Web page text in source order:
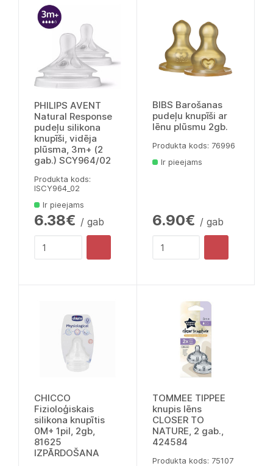
PHILIPS AVENT
Natural Response
pudeļu silikona
knupīši, vidēja
plūsma, 3m+ (2
gab.) SCY964/02
Produkta kods:
lSCY964_02
Ir pieejams
6.38€ / gab
BIBS Barošanas
pudeļu knupīši ar
lēnu plūsmu 2gb.
Produkta kods: 76996
Ir pieejams
6.90€ / gab
CHICCO
Fizioloģiskais
silikona knupītis
0M+ 1pil, 2gb,
81625
IZPĀRDOŠANA
TOMMEE TIPPEE
knupis lēns
CLOSER TO
NATURE, 2 gab.,
424584
Produkta kods: 75107